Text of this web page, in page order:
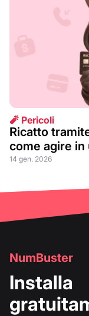
🧨 Pericoli
Ricatto
come agire in
14 gen. 2026
NumBuster
Installa